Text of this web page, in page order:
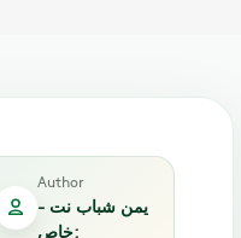
Author
يمن شباب نت -
خاص: